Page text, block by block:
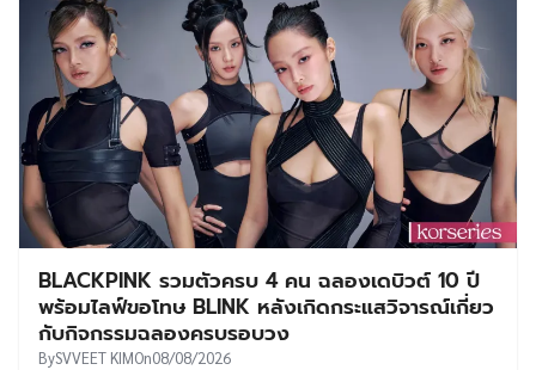
BLACKPINK รวมตัวครบ 4 คน ฉลองเดบิวต์ 10 ปี
พร้อมไลฟ์ขอโทษ BLINK หลังเกิดกระแสวิจารณ์เกี่ยว
กับกิจกรรมฉลองครบรอบวง
BySVVEET KIMOn08/08/2026